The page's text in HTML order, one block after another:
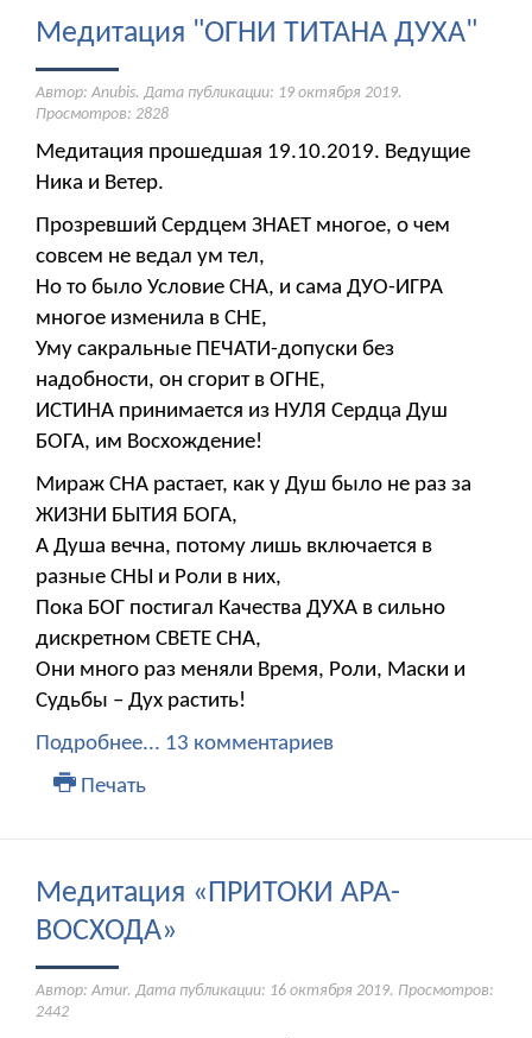
Медитация "ОГНИ ТИТАНА ДУХА"
Автор: Anubis. Дата публикации: 19 октября 2019.
Просмотров: 2828
Медитация прошедшая 19.10.2019. Ведущие
Ника и Ветер.
Прозревший Сердцем ЗНАЕТ многое, о чем
совсем не ведал ум тел,
Но то было Условие СНА, и сама ДУО-ИГРА
многое изменила в СНЕ,
Уму сакральные ПЕЧАТИ-допуски без
надобности, он сгорит в ОГНЕ,
ИСТИНА принимается из НУЛЯ Сердца Душ
БОГА, им Восхождение!
Мираж СНА растает, как у Душ было не раз за
ЖИЗНИ БЫТИЯ БОГА,
А Душа вечна, потому лишь включается в
разные СНЫ и Роли в них,
Пока БОГ постигал Качества ДУХА в сильно
дискретном СВЕТЕ СНА,
Они много раз меняли Время, Роли, Маски и
Судьбы – Дух растить!
Подробнее... 13 комментариев
Печать
Медитация «ПРИТОКИ АРА-
ВОСХОДА»
Автор: Amur. Дата публикации: 16 октября 2019. Просмотров:
2442